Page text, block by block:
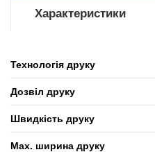
Характеристики
Технологія друку
Дозвіл друку
Швидкість друку
Max. ширина друку